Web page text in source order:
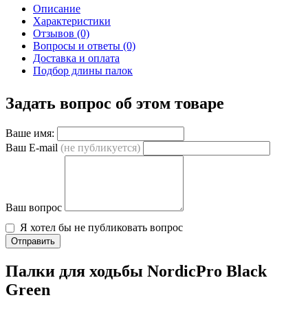
Описание
Характеристики
Отзывов (0)
Вопросы и ответы (0)
Доставка и оплата
Подбор длины палок
Задать вопрос об этом товаре
Ваше имя:
Ваш E-mail (не публикуется)
Ваш вопрос
Я хотел бы не публиковать вопрос
Отправить
Палки для ходьбы NordicPro Black
Green